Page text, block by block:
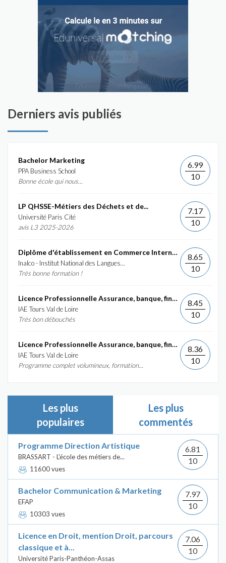
Derniers avis publiés
Bachelor Marketing
PPA Business School
Bonne école qui nous...
6.99
10
LP QHSSE-Métiers des Déchets et de...
Université Paris Cité
avis L3 2025-2026
7.17
10
Diplôme d'établissement en Commerce International et...
Inalco - Institut National des Langues...
Très bonne formation !
8.65
10
Licence Professionnelle Assurance, banque, finance :...
IAE Tours Val de Loire
Très bon débouchés
8.45
10
Licence Professionnelle Assurance, banque, finance :...
IAE Tours Val de Loire
Programme complet volumineux, formation...
8.36
10
Les plus
populaires
Les plus
commentés
Programme Direction Artistique
BRASSART - L'école des métiers de...
11600 vues
6.81
10
Bachelor Communication & Marketing
EFAP
10303 vues
7.97
10
Licence en Droit, mention Droit, parcours
classique et à...
Université Paris-Panthéon-Assas
7.06
10